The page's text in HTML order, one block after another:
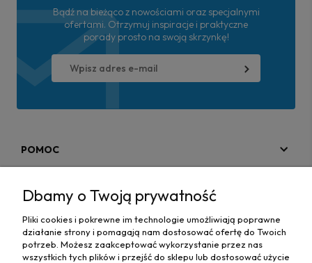
Bądź na bieżąco z nowościami oraz specjalnymi
ofertami. Otrzymuj inspiracje i praktyczne
porady prosto na swoją skrzynkę!
POMOC
MAPA STRONY
Dbamy o Twoją prywatność
Pliki cookies i pokrewne im technologie umożliwiają poprawne
działanie strony i pomagają nam dostosować ofertę do Twoich
potrzeb. Możesz zaakceptować wykorzystanie przez nas
wszystkich tych plików i przejść do sklepu lub dostosować użycie